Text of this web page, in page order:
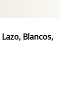
Blancos,